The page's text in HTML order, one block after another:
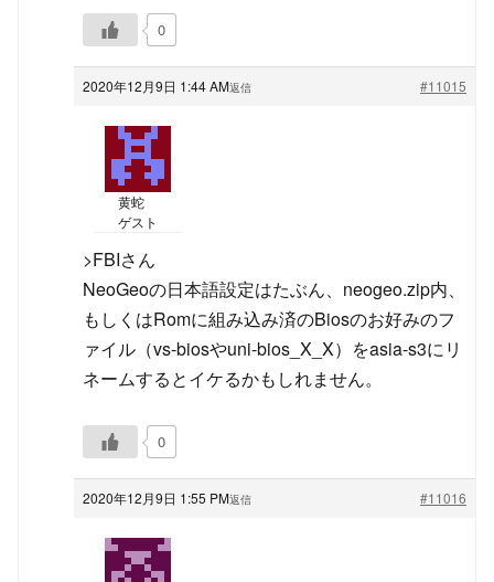
0
2020年12月9日 1:44 AM #11015
返信
黄蛇
ゲスト
>FBIさん
NeoGeoの日本語設定はたぶん、neogeo.zip内、
もしくはRomに組み込み済のBiosのお好みのフ
ァイル（vs-biosやuni-bios_X_X）をasia-s3にリ
ネームするとイケるかもしれません。
0
2020年12月9日 1:55 PM #11016
返信